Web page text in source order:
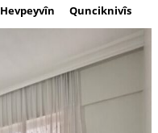
Hevpeyvîn Qunciknivîs